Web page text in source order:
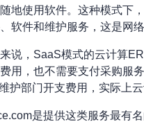
地使用软件。这种模式下
软件和维护服务，这是网
说，SaaS模式的云计算
用，也不需要支付采购服
护部门开支费用，实际上
是提供这类服务最有